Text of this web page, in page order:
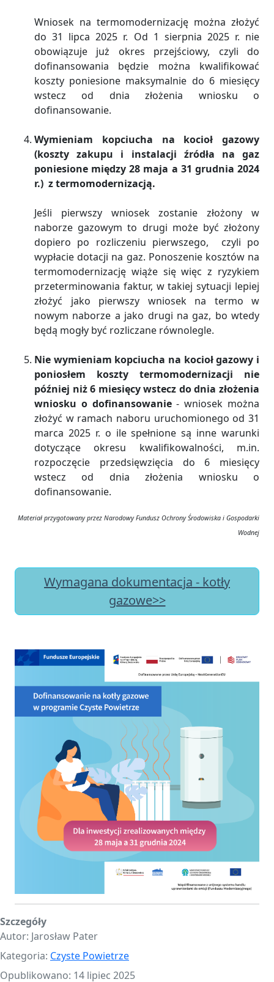
Wniosek na termomodernizację można złożyć
do 31 lipca 2025 r. Od 1 sierpnia 2025 r. nie
obowiązuje już okres przejściowy, czyli do
dofinansowania będzie można kwalifikować
koszty poniesione maksymalnie do 6 miesięcy
wstecz od dnia złożenia wniosku o
dofinansowanie.
Wymieniam kopciucha na kocioł gazowy
(koszty zakupu i instalacji źródła na gaz
poniesione między 28 maja a 31 grudnia 2024
r.) z termomodernizacją.
Jeśli pierwszy wniosek zostanie złożony w
naborze gazowym to drugi może być złożony
dopiero po rozliczeniu pierwszego, czyli po
wypłacie dotacji na gaz. Ponoszenie kosztów na
termomodernizację wiąże się więc z ryzykiem
przeterminowania faktur, w takiej sytuacji lepiej
złożyć jako pierwszy wniosek na termo w
nowym naborze a jako drugi na gaz, bo wtedy
będą mogły być rozliczane równolegle.
Nie wymieniam kopciucha na kocioł gazowy i
poniosłem koszty termomodernizacji nie
później niż 6 miesięcy wstecz do dnia złożenia
wniosku o dofinansowanie- wniosek można
złożyć w ramach naboru uruchomionego od 31
marca 2025 r. o ile spełnione są inne warunki
dotyczące okresu kwalifikowalności, m.in.
rozpoczęcie przedsięwzięcia do 6 miesięcy
wstecz od dnia złożenia wniosku o
dofinansowanie.
Materiał przygotowany przez Narodowy Fundusz Ochrony Środowiska i Gospodarki
Wodnej
Wymagana dokumentacja - kotły
gazowe>>
Szczegóły
Autor: Jarosław Pater
Kategoria: Czyste Powietrze
Opublikowano: 14 lipiec 2025